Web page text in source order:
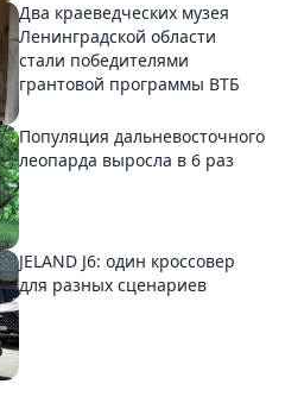
Два краеведческих музея
Ленинградской области
стали победителями
грантовой программы ВТБ
Популяция дальневосточного
леопарда выросла в 6 раз
JELAND J6: один кроссовер
для разных сценариев